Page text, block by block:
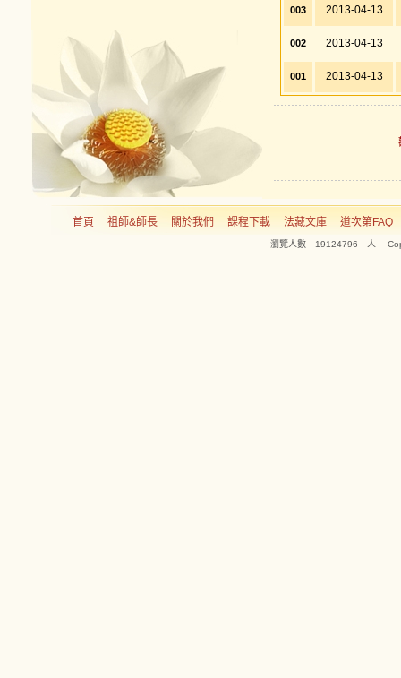
003 2013-04-13
002 2013-04-13
001 2013-04-13
首頁 祖師&師長 關於我們 課程下載 法藏文庫 道次第FAQ
瀏覽人數 19124796 人